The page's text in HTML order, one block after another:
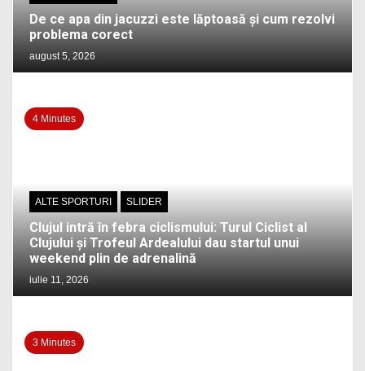
De ce apa din jacuzzi este lăptoasă și cum rezolvi
problema corect
august 5, 2026
4 Minutes
ALTE SPORTURI SLIDER
Clujul intră în febra ciclismului: Turul Ciclist al
Clujului și Trofeul Ardealului dau startul unui
weekend plin de adrenalină
iulie 11, 2026
3 Minutes